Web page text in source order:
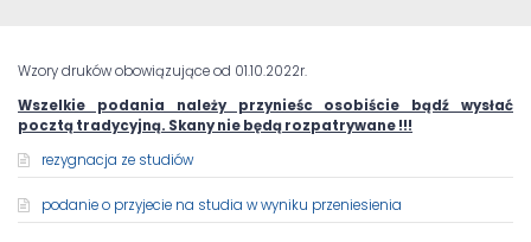
Wzory druków obowiązujące od 01.10.2022r.
Wszelkie podania należy przynieśc osobiście bądź wysłać
pocztą tradycyjną. Skany nie będą rozpatrywane !!!
rezygnacja ze studiów
podanie o przyjecie na studia w wyniku przeniesienia